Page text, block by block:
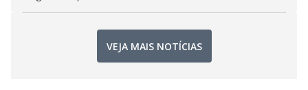
VEJA MAIS NOTÍCIAS